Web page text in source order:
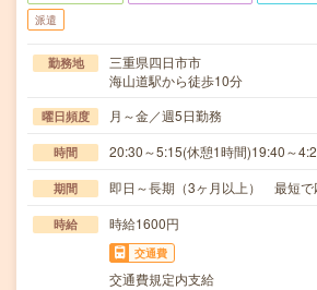
派遣
勤務地
三重県四日市市
海山道駅から徒歩10分
曜日頻度 月～金／週5日勤務
時間 20:30～5:15(休憩1時間)19:40～
期間 即日～長期（3ヶ月以上） 最短で
時給 時給1600円
交通費
交通費規定内支給